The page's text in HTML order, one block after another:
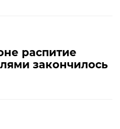
распитие
закончилось